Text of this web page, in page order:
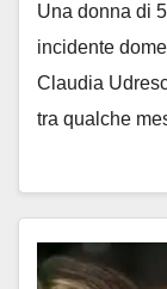
Una donna di
incidente
Claudia
tra qualche